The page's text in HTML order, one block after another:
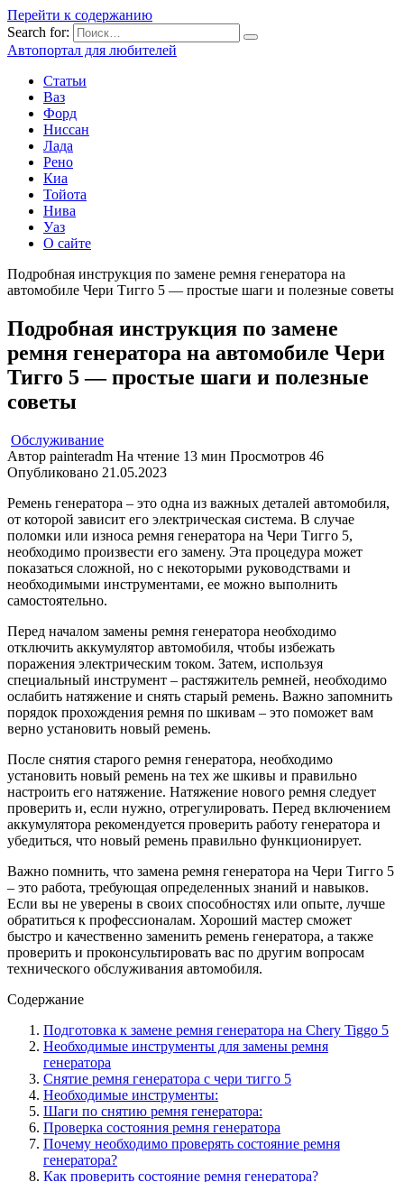
Перейти к содержанию
Search for:
Автопортал для любителей
Статьи
Ваз
Форд
Ниссан
Лада
Рено
Киа
Тойота
Нива
Уаз
О сайте
Подробная инструкция по замене ремня генератора на
автомобиле Чери Тигго 5 — простые шаги и полезные советы
Подробная инструкция по замене
ремня генератора на автомобиле Чери
Тигго 5 — простые шаги и полезные
советы
Обслуживание
Автор painteradm На чтение 13 мин Просмотров 46
Опубликовано 21.05.2023
Ремень генератора – это одна из важных деталей автомобиля,
от которой зависит его электрическая система. В случае
поломки или износа ремня генератора на Чери Тигго 5,
необходимо произвести его замену. Эта процедура может
показаться сложной, но с некоторыми руководствами и
необходимыми инструментами, ее можно выполнить
самостоятельно.
Перед началом замены ремня генератора необходимо
отключить аккумулятор автомобиля, чтобы избежать
поражения электрическим током. Затем, используя
специальный инструмент – растяжитель ремней, необходимо
ослабить натяжение и снять старый ремень. Важно запомнить
порядок прохождения ремня по шкивам – это поможет вам
верно установить новый ремень.
После снятия старого ремня генератора, необходимо
установить новый ремень на тех же шкивы и правильно
настроить его натяжение. Натяжение нового ремня следует
проверить и, если нужно, отрегулировать. Перед включением
аккумулятора рекомендуется проверить работу генератора и
убедиться, что новый ремень правильно функционирует.
Важно помнить, что замена ремня генератора на Чери Тигго 5
– это работа, требующая определенных знаний и навыков.
Если вы не уверены в своих способностях или опыте, лучше
обратиться к профессионалам. Хороший мастер сможет
быстро и качественно заменить ремень генератора, а также
проверить и проконсультировать вас по другим вопросам
технического обслуживания автомобиля.
Содержание
Подготовка к замене ремня генератора на Chery Tiggo 5
Необходимые инструменты для замены ремня
генератора
Снятие ремня генератора с чери тигго 5
Необходимые инструменты:
Шаги по снятию ремня генератора:
Проверка состояния ремня генератора
Почему необходимо проверять состояние ремня
генератора?
Как проверить состояние ремня генератора?